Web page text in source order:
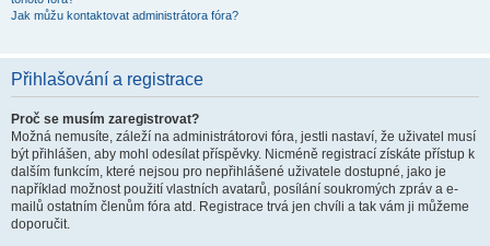
Jak můžu kontaktovat administrátora fóra?
Přihlašování a registrace
Proč se musím zaregistrovat?
Možná nemusíte, záleží na administrátorovi fóra, jestli nastaví, že uživatel musí
být přihlášen, aby mohl odesílat příspěvky. Nicméně registrací získáte přístup k
dalším funkcím, které nejsou pro nepřihlášené uživatele dostupné, jako je
například možnost použití vlastních avatarů, posílání soukromých zpráv a e-
mailů ostatním členům fóra atd. Registrace trvá jen chvíli a tak vám ji můžeme
doporučit.